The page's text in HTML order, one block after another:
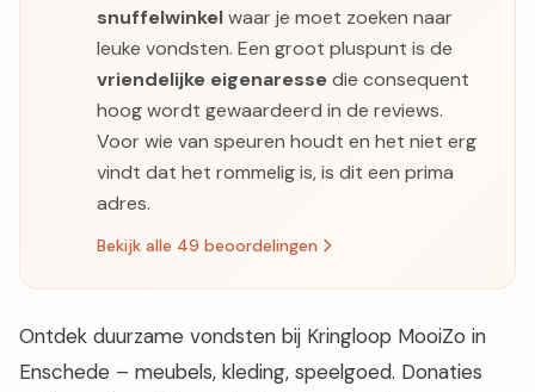
snuffelwinkelwaar je moet zoeken naar
leuke vondsten. Een groot pluspunt is de
vriendelijke eigenaressedie consequent
hoog wordt gewaardeerd in de reviews.
Voor wie van speuren houdt en het niet erg
vindt dat het rommelig is, is dit een prima
adres.
Bekijk alle 49 beoordelingen
Ontdek duurzame vondsten bij Kringloop MooiZo in
Enschede – meubels, kleding, speelgoed. Donaties